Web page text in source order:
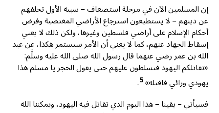
إن المسلمين الآن في مرحلة استضعاف – سببه الأول تخلفهم
عن دينهم – لا يستطيعون استرجاع الأراضي المغتصبة وفرض
أحكام الإسلام على أراضي فلسطين وغيرها، ولكن ذلك لا يعني
إسقاط الجهاد عنهم، كما لا يعني أن الأمر سيستمر هكذا، عن عبد
الله بن عمر رضي عنهما قال رسول الله صلى الله عليه وسلَّم:
«تقاتلكم اليهود فتسلطون عليهم حتى يقول الحجر يا مسلم هذا
يهودي ورائي فاقتله»5
.
فسيأتي – يقينا – هذا اليوم الذي تقاتل فيه اليهود، ويمكننا الله